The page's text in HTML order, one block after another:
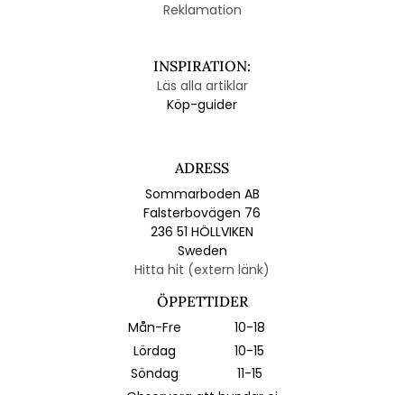
Reklamation
INSPIRATION:
Läs alla artiklar
Köp-guider
ADRESS
Sommarboden AB
Falsterbovägen 76
236 51 HÖLLVIKEN
Sweden
Hitta hit (extern länk)
ÖPPETTIDER
Mån-Fre
10-18
Lördag
10-15
Söndag
11-15